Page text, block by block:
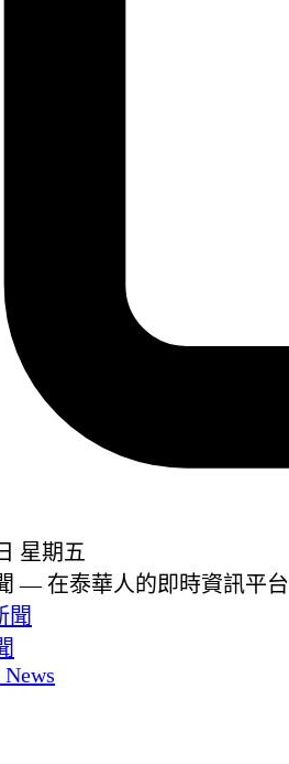
星期五
— 在泰華人的即時資訊平台